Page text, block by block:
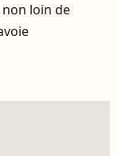
non loin de